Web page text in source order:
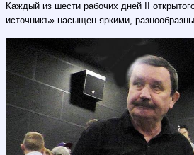
Каждый из шести рабочих дней II
источникъ» насыщен яркими,